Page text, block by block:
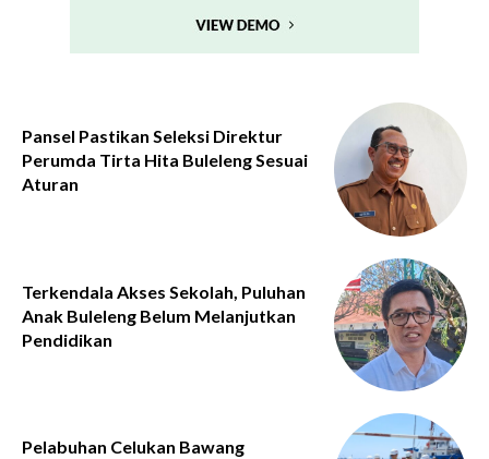
Pansel Pastikan Seleksi Direktur
Perumda Tirta Hita Buleleng Sesuai
Aturan
Terkendala Akses Sekolah, Puluhan
Anak Buleleng Belum Melanjutkan
Pendidikan
Pelabuhan Celukan Bawang